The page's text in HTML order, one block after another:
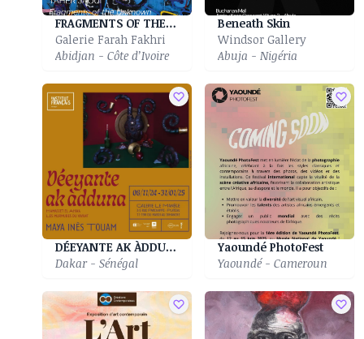
FRAGMENTS OF THE UNKNOWN
Galerie Farah Fakhri
Abidjan - Côte d’Ivoire
Beneath Skin
Windsor Gallery
Abuja - Nigéria
DÉEYANTE AK ÀDDUNA| Déeyante ak àdduna|Murmures Du Vivant
Dakar - Sénégal
Yaoundé PhotoFest
Yaoundé - Cameroun